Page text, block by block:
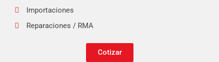
Importaciones
Reparaciones / RMA
Cotizar